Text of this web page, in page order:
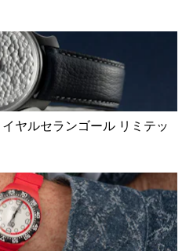
イヤルセランゴール リミテッ